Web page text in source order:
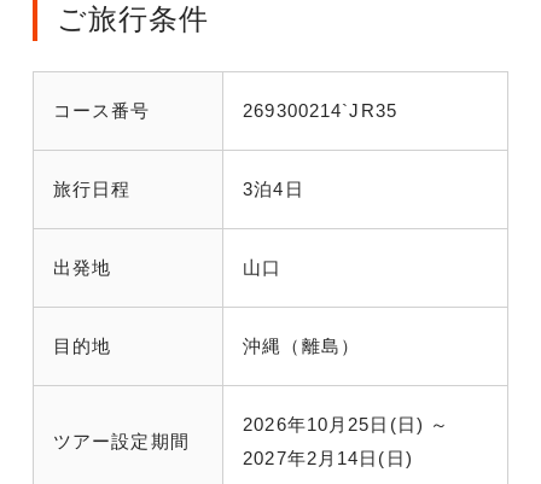
ご旅行条件
コース番号 269300214`JR35
旅行日程 3泊4日
出発地 山口
目的地 沖縄（離島）
ツアー設定期間
2026年10月25日(日) ～
2027年2月14日(日)